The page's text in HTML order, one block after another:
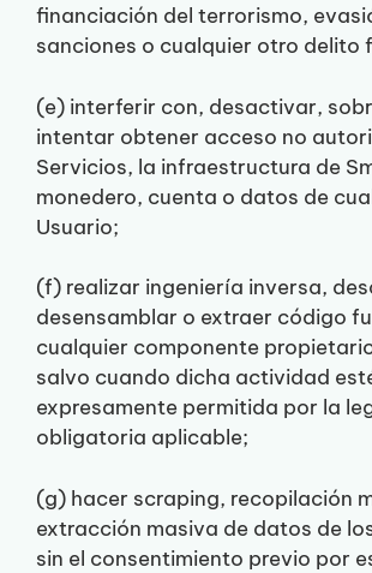
financiación del terrorismo,
sanciones o cualquier otro delito
(e) interferir con, desactivar,
intentar obtener acceso no
Servicios, la infraestructura de
monedero, cuenta o datos de
Usuario;
(f) realizar ingeniería inversa,
desensamblar o extraer código
cualquier componente
salvo cuando dicha actividad
expresamente permitida por la
obligatoria aplicable;
(g) hacer scraping, recopilación
extracción masiva de datos de
sin el consentimiento previo por